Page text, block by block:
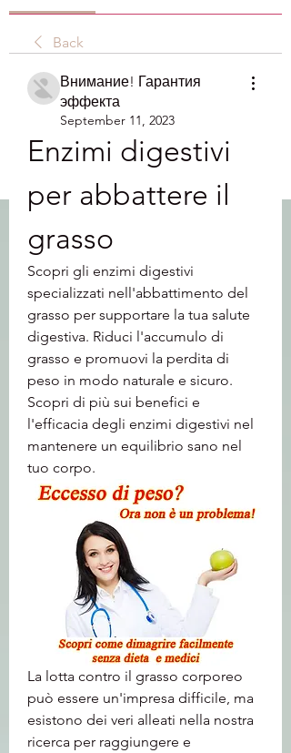
Back
Внимание! Гарантия
эффекта
September 11, 2023
Enzimi digestivi
per abbattere il
grasso
Scopri gli enzimi digestivi
specializzati nell'abbattimento del
grasso per supportare la tua salute
digestiva. Riduci l'accumulo di
grasso e promuovi la perdita di
peso in modo naturale e sicuro.
Scopri di più sui benefici e
l'efficacia degli enzimi digestivi nel
mantenere un equilibrio sano nel
tuo corpo.
La lotta contro il grasso corporeo
può essere un'impresa difficile, ma
esistono dei veri alleati nella nostra
ricerca per raggiungere e